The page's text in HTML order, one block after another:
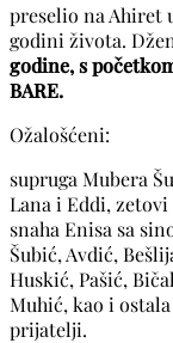
preselio na Ahiret
godini života.
godine, s
BARE.
Ožalošćeni:
supruga Mubera
Lana i Eddi,
snaha Enisa sa
Šubić, Avdić,
Huskić, Pašić,
Muhić, kao i
prijatelji.